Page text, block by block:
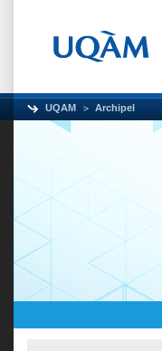
UQAM Archipel